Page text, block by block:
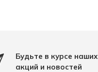
Будьте в курсе наших
акций и новостей